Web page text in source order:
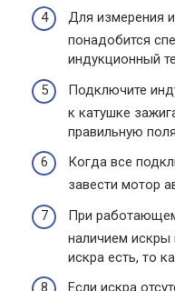
Для измерения
понадобится
индукционный
Подключите
к катушке
правильную
Когда все
завести мотор
При
наличием искры
искра есть, то
Если искра